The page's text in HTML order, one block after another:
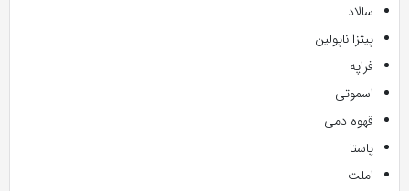
سالاد
پیتزا ناپولین
فراپه
اسموتی
قهوه دمی
پاستا
املت